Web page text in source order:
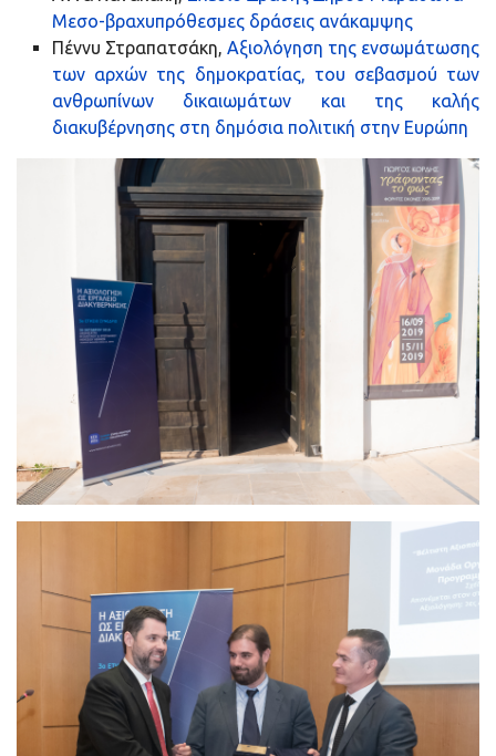
Μεσο-βραχυπρόθεσμες δράσεις ανάκαμψης
Πέννυ Στραπατσάκη, Αξιολόγηση της ενσωμάτωσης
των αρχών της δημοκρατίας, του σεβασμού των
ανθρωπίνων δικαιωμάτων και της καλής
διακυβέρνησης στη δημόσια πολιτική στην Ευρώπη